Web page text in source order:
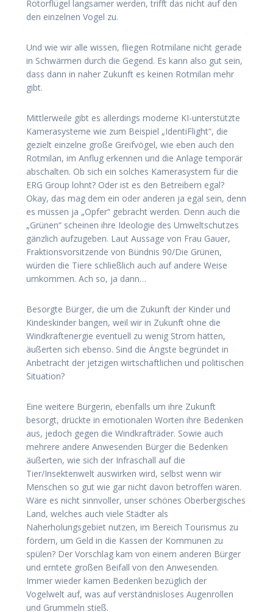
Rotorflügel langsamer werden, trifft das nicht auf den
den einzelnen Vogel zu.
Und wie wir alle wissen, fliegen Rotmilane nicht gerade
in Schwärmen durch die Gegend. Es kann also gut sein,
dass dann in naher Zukunft es keinen Rotmilan mehr
gibt.
Mittlerweile gibt es allerdings moderne KI-unterstützte
Kamerasysteme wie zum Beispiel „IdentiFlight“, die
gezielt einzelne große Greifvögel, wie eben auch den
Rotmilan, im Anflug erkennen und die Anlage temporär
abschalten. Ob sich ein solches Kamerasystem für die
ERG Group lohnt? Oder ist es den Betreibern egal?
Okay, das mag dem ein oder anderen ja egal sein, denn
es müssen ja „Opfer“ gebracht werden. Denn auch die
„Grünen“ scheinen ihre Ideologie des Umweltschutzes
gänzlich aufzugeben. Laut Aussage von Frau Gauer,
Fraktionsvorsitzende von Bündnis 90/Die Grünen,
würden die Tiere schließlich auch auf andere Weise
umkommen. Ach so, ja dann…
Besorgte Bürger, die um die Zukunft der Kinder und
Kindeskinder bangen, weil wir in Zukunft ohne die
Windkraftenergie eventuell zu wenig Strom hätten,
äußerten sich ebenso. Sind die Ängste begründet in
Anbetracht der jetzigen wirtschaftlichen und politischen
Situation?
Eine weitere Bürgerin, ebenfalls um ihre Zukunft
besorgt, drückte in emotionalen Worten ihre Bedenken
aus, jedoch gegen die Windkrafträder. Sowie auch
mehrere andere Anwesenden Bürger die Bedenken
äußerten, wie sich der Infraschall auf die
Tier/Insektenwelt auswirken wird, selbst wenn wir
Menschen so gut wie gar nicht davon betroffen wären.
Wäre es nicht sinnvoller, unser schönes Oberbergisches
Land, welches auch viele Städter als
Naherholungsgebiet nutzen, im Bereich Tourismus zu
fördern, um Geld in die Kassen der Kommunen zu
spülen? Der Vorschlag kam von einem anderen Bürger
und erntete großen Beifall von den Anwesenden.
Immer wieder kamen Bedenken bezüglich der
Vogelwelt auf, was auf verständnisloses Augenrollen
und Grummeln stieß.